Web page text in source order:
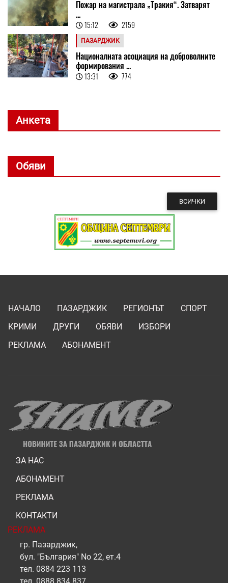
Пожар на магистрала „Тракия“. Затварят
...
15:12 2159
ПАЗАРДЖИК
Националната асоциация на доброволните
формирования ...
13:31 774
Анкета
Обяви
ВСИЧКИ
НАЧАЛО ПАЗАРДЖИК РЕГИОНЪТ
СПОРТ
КРИМИ
ДРУГИ ОБЯВИ
ИЗБОРИ
РЕКЛАМА
АБОНАМЕНТ
ЗА НАС
АБОНАМЕНТ
РЕКЛАМА
КОНТАКТИ
РЕКЛАМА
гр. Пазарджик,
бул. "България" No 22, ет.4
тел. 0884 223 113